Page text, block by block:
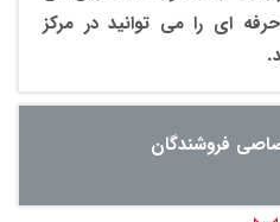
ای را می توانید در مرکز
فروشندگان